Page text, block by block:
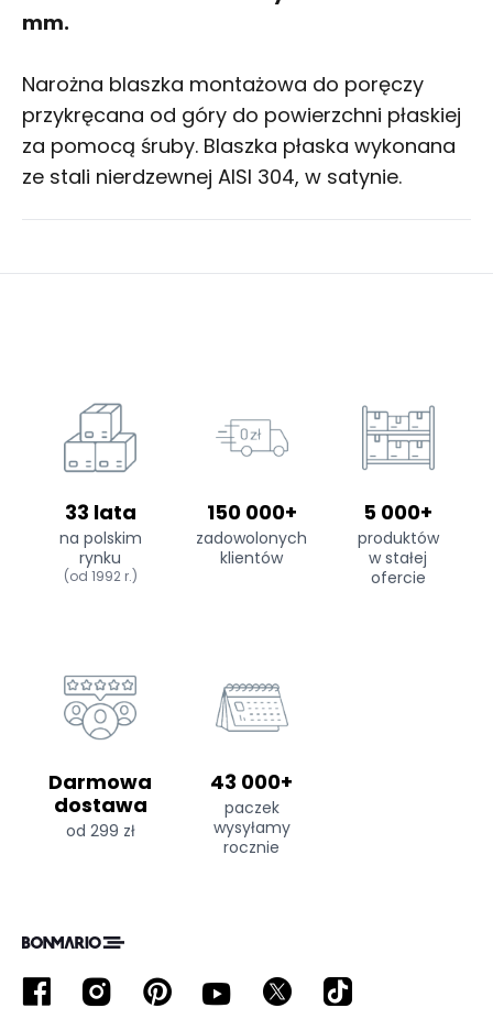
mm.
Narożna blaszka montażowa do poręczy
przykręcana od góry do powierzchni płaskiej
za pomocą śruby. Blaszka płaska wykonana
ze stali nierdzewnej AISI 304, w satynie.
33 lata
na polskim
rynku
(od 1992 r.)
150 000+
zadowolonych
klientów
5 000+
produktów
w stałej
ofercie
Darmowa
dostawa
od 299 zł
43 000+
paczek
wysyłamy
rocznie